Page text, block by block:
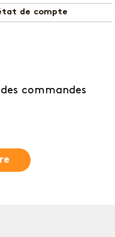
de compte
commandes